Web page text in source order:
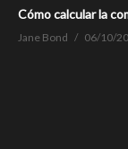
Cómo calcular la
Jane Bond 06/10/